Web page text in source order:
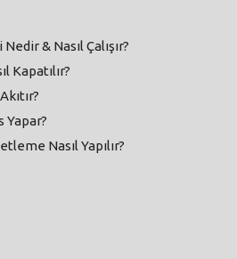
& Nasıl Çalışır?
Kapatılır?
Yapar?
Nasıl Yapılır?